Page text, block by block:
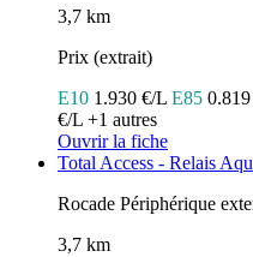
3,7 km
Prix (extrait)
E10 1.930 €/L E85
€/L +1 autres
Ouvrir la fiche
Total Access - Relais
Rocade Périphérique
3,7 km